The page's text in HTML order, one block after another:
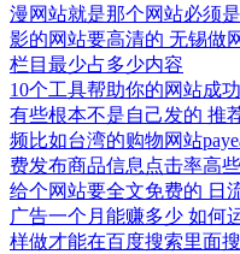
漫网站就是那个网站必须
影的网站要高清的 无锡做
栏目最少占多少内容
10个工具帮助你的网站成功
有些根本不是自己发的 推
频比如台湾的购物网站
费发布商品信息点击率高
给个网站要全文免费的 日
广告一个月能赚多少 如何
样做才能在百度搜索里面